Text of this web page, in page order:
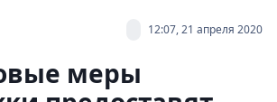
12:07, 21 апреля 2020
меры